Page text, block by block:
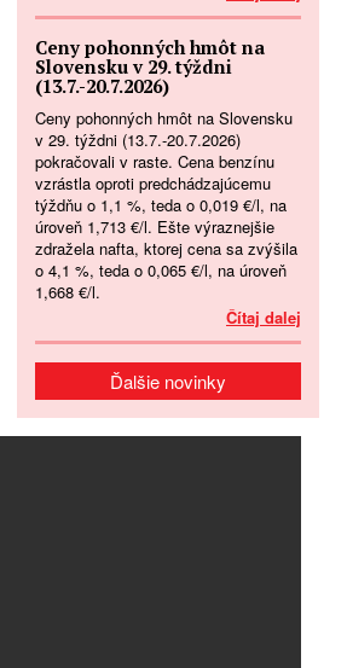
Ceny pohonných hmôt na
Slovensku v 29. týždni
(13.7.-20.7.2026)
Ceny pohonných hmôt na Slovensku
v 29. týždni (13.7.-20.7.2026)
pokračovali v raste. Cena benzínu
vzrástla oproti predchádzajúcemu
týždňu o 1,1 %, teda o 0,019 €/l, na
úroveň 1,713 €/l. Ešte výraznejšie
zdražela nafta, ktorej cena sa zvýšila
o 4,1 %, teda o 0,065 €/l, na úroveň
1,668 €/l.
Čítaj dalej
Ďalšie novinky